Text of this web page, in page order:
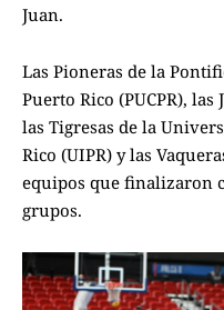
Juan.
Las Pioneras de la
Puerto Rico (PUCPR), las
las Tigresas de la
Rico (UIPR) y las
equipos que finalizaron
grupos.